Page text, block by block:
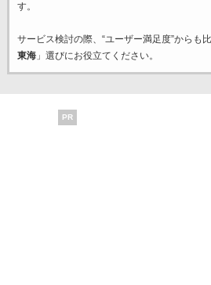
す。
サービス検討の際、“ユーザー満足度”からも
東海」選びにお役立てください。
PR